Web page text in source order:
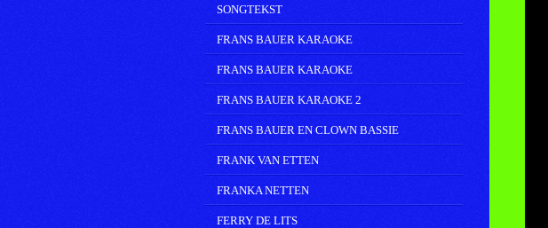
SONGTEKST
FRANS BAUER KARAOKE
FRANS BAUER KARAOKE
FRANS BAUER KARAOKE 2
FRANS BAUER EN CLOWN BASSIE
FRANK VAN ETTEN
FRANKA NETTEN
FERRY DE LITS